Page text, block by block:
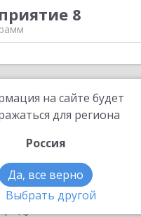
8
на сайте будет
для региона
Россия
Да, все верно
Выбрать другой
1С:Сверка
с информационными